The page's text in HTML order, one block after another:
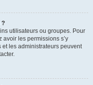
?
utilisateurs ou groupes. Pour
avoir les permissions s’y
les administrateurs peuvent